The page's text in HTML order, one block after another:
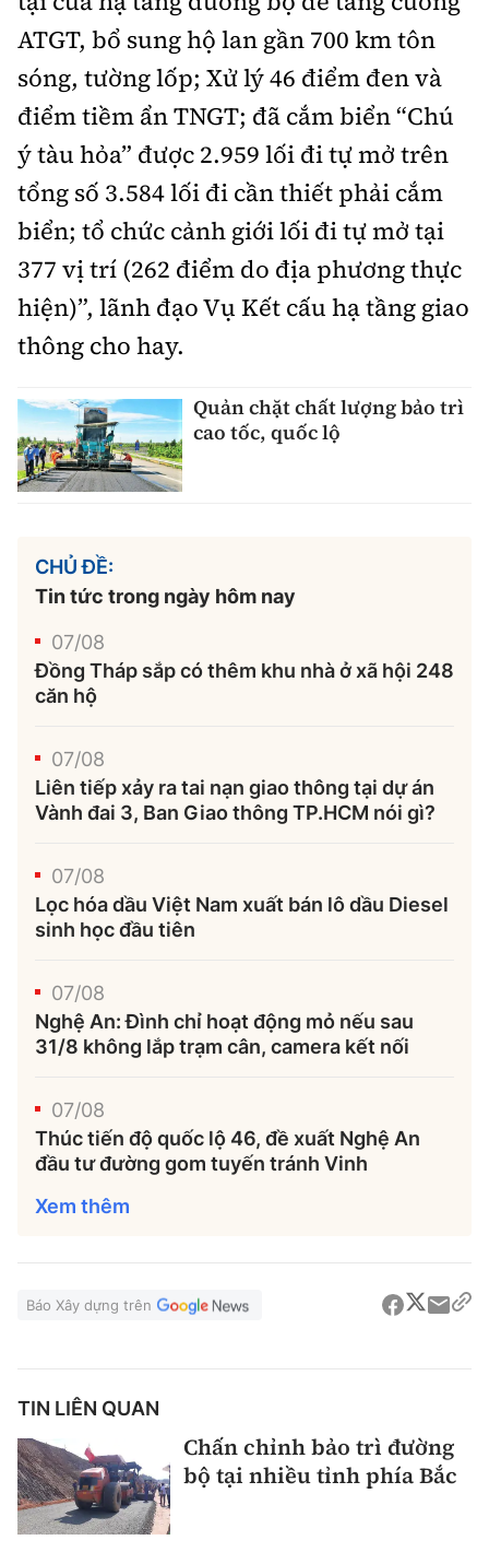
ATGT, bổ sung hộ lan gần 700 km tôn
sóng, tường lốp; Xử lý 46 điểm đen và
điểm tiềm ẩn TNGT; đã cắm biển “Chú
ý tàu hỏa” được 2.959 lối đi tự mở trên
tổng số 3.584 lối đi cần thiết phải cắm
biển; tổ chức cảnh giới lối đi tự mở tại
377 vị trí (262 điểm do địa phương thực
hiện)”, lãnh đạo Vụ Kết cấu hạ tầng giao
thông cho hay.
Quản chặt chất lượng bảo trì
cao tốc, quốc lộ
CHỦ ĐỀ:
Tin tức trong ngày hôm nay
07/08
Đồng Tháp sắp có thêm khu nhà ở xã hội 248
căn hộ
07/08
Liên tiếp xảy ra tai nạn giao thông tại dự án
Vành đai 3, Ban Giao thông TP.HCM nói gì?
07/08
Lọc hóa dầu Việt Nam xuất bán lô dầu Diesel
sinh học đầu tiên
07/08
Nghệ An: Đình chỉ hoạt động mỏ nếu sau
31/8 không lắp trạm cân, camera kết nối
07/08
Thúc tiến độ quốc lộ 46, đề xuất Nghệ An
đầu tư đường gom tuyến tránh Vinh
Xem thêm
Báo Xây dựng trên
TIN LIÊN QUAN
Chấn chỉnh bảo trì đường
bộ tại nhiều tỉnh phía Bắc